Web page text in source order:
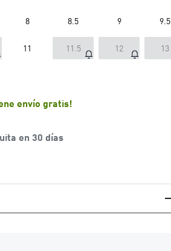
8 8.5 9 9.5
11 11.5 12 13
envío gratis!
en 30 días